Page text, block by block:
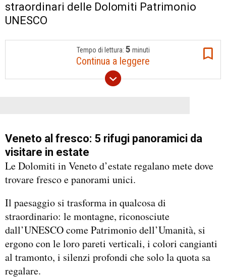
straordinari delle Dolomiti Patrimonio
UNESCO
Tempo di lettura: 5 minuti
Continua a leggere
Veneto al fresco: 5 rifugi panoramici da
visitare in estate
Le Dolomiti in Veneto d’estate regalano mete dove
trovare fresco e panorami unici.
Il paesaggio si trasforma in qualcosa di
straordinario: le montagne, riconosciute
dall’UNESCO come Patrimonio dell’Umanità, si
ergono con le loro pareti verticali, i colori cangianti
al tramonto, i silenzi profondi che solo la quota sa
regalare.